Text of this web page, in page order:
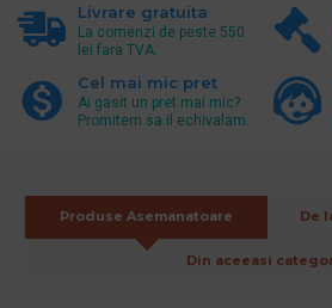
Livrare gratuita
La comenzi de peste 550
lei fara TVA.
Cel mai mic pret
Ai gasit un pret mai mic?
Promitem sa il echivalam.
Produse Asemanatoare De
Din aceeasi